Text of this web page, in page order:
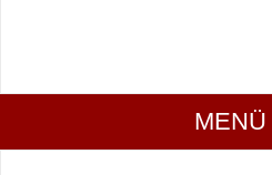
MENÜ